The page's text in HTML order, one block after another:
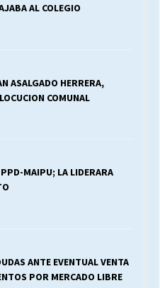
AL COLEGIO
ASALGADO HERRERA,
COMUNAL
MAIPU; LA LIDERARA
ANTE EVENTUAL VENTA
POR MERCADO LIBRE